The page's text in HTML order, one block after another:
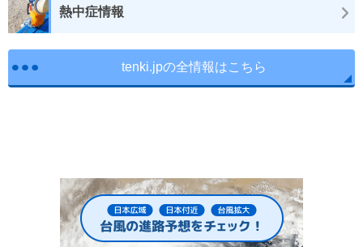
熱中症情報
tenki.jpの全情報はこちら